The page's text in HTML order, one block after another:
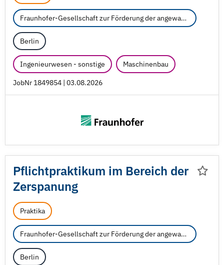
Fraunhofer-Gesellschaft zur Förderung der angewandten Forschung e.V.
Berlin
Ingenieurwesen - sonstige Maschinenbau
JobNr 1849854 | 03.08.2026
Pflichtpraktikum im Bereich der
Zerspanung
Praktika
Fraunhofer-Gesellschaft zur Förderung der angewandten Forschung e.V.
Berlin